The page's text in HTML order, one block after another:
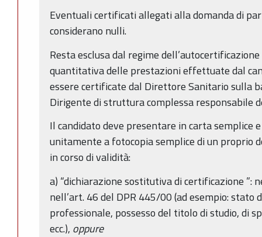
Eventuali certificati allegati alla domanda di
considerano nulli.
Resta esclusa dal regime
quantitativa delle prestazioni effettuate dal
essere certificate dal Direttore Sanitario sulla
Dirigente di struttura complessa responsabile
Il candidato deve presentare in carta semplice
unitamente a fotocopia semplice di un proprio
in corso di validità:
a) “dichiarazione sostitutiva di certificazione ”:
nell’art. 46 del DPR 445/00 (ad esempio: stato
professionale, possesso del titolo di studio, di
ecc.), oppure